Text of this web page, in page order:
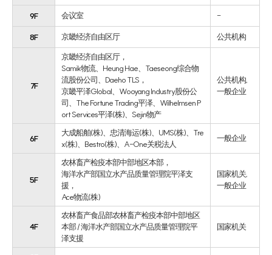
9F 会议室 -
8F 京畿经济自由区厅 公共机构
7F
京畿经济自由区厅，
Samik物流、Heung Hae、Taeseong综合物
流股份公司、Daeho TLS，
京畿平泽Global、Wooyang Industry股份公
司、The Fortune Trading平泽、Wilhelmsen P
ort Services平泽(株)、Sejin物产
公共机构,
一般企业
6F
大成船舶(株)、忠清海运(株)、UMS(株)、Tre
x(株)、Bestro(株)、A-One关税法人
一般企业
5F
农林畜产检疫本部中部地区本部，
海洋水产部国立水产品质量管理院平泽支
援，
Ace物流(株)
国家机关,
一般企业
4F
农林畜产食品部农林畜产检疫本部中部地区
本部 / 海洋水产部国立水产品质量管理院平
泽支援
国家机关